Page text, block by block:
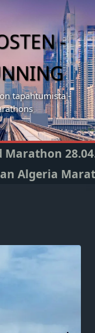
-
tapahtumista -
Algeria